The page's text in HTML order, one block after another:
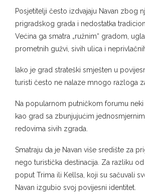
Posjetitelji često izdvajaju Navan zbog
prigradskog grada i nedostatka
Većina ga smatra „ružnim“ gradom,
prometnih gužvi, sivih ulica i
Iako je grad strateški smješten u
turisti često ne nalaze mnogo razloga
Na popularnom putničkom forumu neki
kao grad sa zbunjujućim
redovima sivih zgrada.
Smatraju da je Navan više središte za
nego turistička destinacija. Za razliku
poput Trima ili Kellsa, koji su sačuvali
Navan izgubio svoj povijesni identitet.